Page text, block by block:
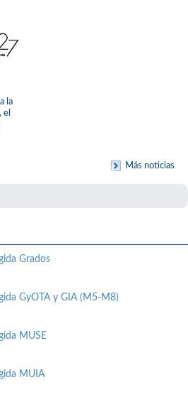
la
el
Más noticias
Grados
GyOTA y GIA (M5-M8)
MUSE
MUIA